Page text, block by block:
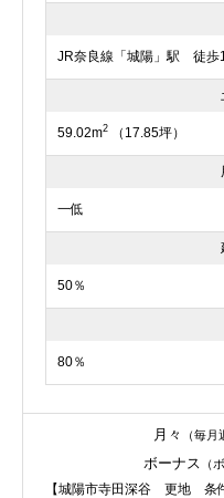
JR奈良線「城陽」駅 徒歩
59.02m2 （17.85坪）
一低
50％
80％
月々 （毎月
ボーナス （
【城陽市寺田深谷 更地